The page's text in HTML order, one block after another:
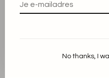
Cookieverklaring
No thanks, I